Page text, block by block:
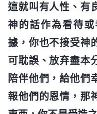
這就叫有人性、有
神的話作為看待
據，你也不接受神
可耽誤、放弃盡本
陪伴他們，給他們
報他們的恩情，那